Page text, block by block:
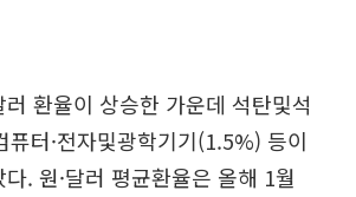
러 환율이 상승한 가운데 석탄및석
터·전자및광학기기(1.5%) 등이
. 원·달러 평균환율은 올해 1월